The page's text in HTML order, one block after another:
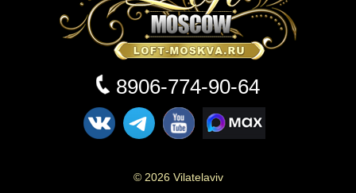
8906-774-90-64
© 2026 Vilatelaviv